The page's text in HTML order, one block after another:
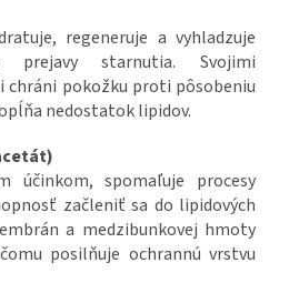
regeneruje a vyhladzuje
prejavy starnutia. Svojimi
chráni pokožku proti pôsobeniu
nedostatok lipidov.
účinkom, spomaľuje procesy
začleniť sa do lipidových
a medzibunkovej hmoty
posilňuje ochrannú vrstvu